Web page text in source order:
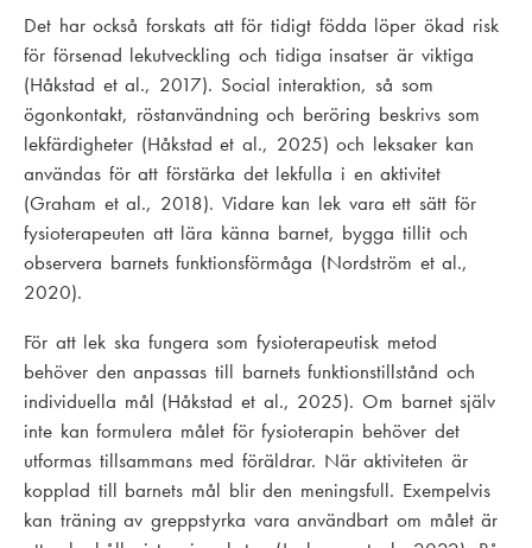
Det har också forskats att för tidigt födda löper ökad risk
för försenad lekutveckling och tidiga insatser är viktiga
(Håkstad et al., 2017). Social interaktion, så som
ögonkontakt, röstanvändning och beröring beskrivs som
lekfärdigheter (Håkstad et al., 2025) och leksaker kan
användas för att förstärka det lekfulla i en aktivitet
(Graham et al., 2018). Vidare kan lek vara ett sätt för
fysioterapeuten att lära känna barnet, bygga tillit och
observera barnets funktionsförmåga (Nordström et al.,
2020).
För att lek ska fungera som fysioterapeutisk metod
behöver den anpassas till barnets funktionstillstånd och
individuella mål (Håkstad et al., 2025). Om barnet själv
inte kan formulera målet för fysioterapin behöver det
utformas tillsammans med föräldrar. När aktiviteten är
kopplad till barnets mål blir den meningsfull. Exempelvis
kan träning av greppstyrka vara användbart om målet är